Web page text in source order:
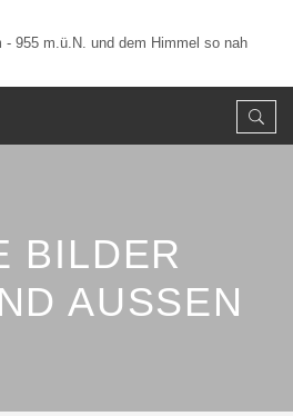
BILDER
AUSSEN